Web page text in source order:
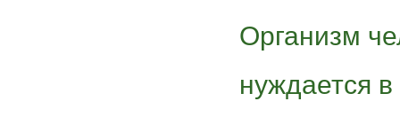
Организм
нуждается